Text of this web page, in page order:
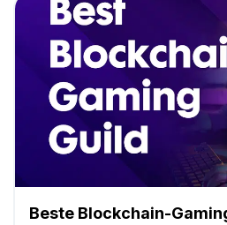
Beste Blockchain-